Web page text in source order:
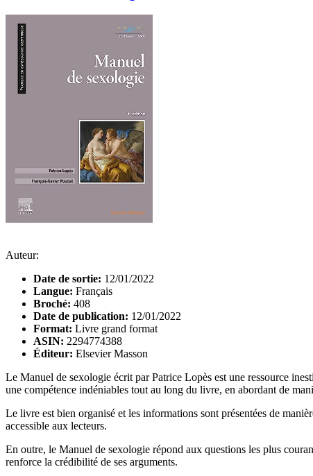
Auteur:
Date de sortie: 12/01/2022
Langue: Français
Broché: 408
Date de publication: 12/01/2022
Format: Livre grand format
ASIN: 2294774388
Éditeur: Elsevier Masson
Le Manuel de sexologie écrit par Patrice Lopès est une ressource
une compétence indéniables tout au long du livre, en abordant de
Le livre est bien organisé et les informations sont présentées de
accessible aux lecteurs.
En outre, le Manuel de sexologie répond aux questions les plus
renforce la crédibilité de ses arguments.